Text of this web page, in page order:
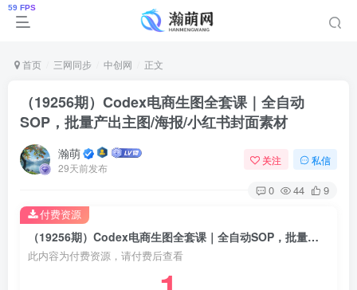
首页 三网同步 中创网 正文
（19256期）Codex电商生图全套课｜全自动
SOP，批量产出主图/海报/小红书封面素材
瀚萌
29天前发布
关注 私信
0 44 9
（19256期）Codex电商生图全套课｜全自动SOP，批量产出主图/海报/小红书封面素材
此内容为付费资源，请付费后查看
付费资源